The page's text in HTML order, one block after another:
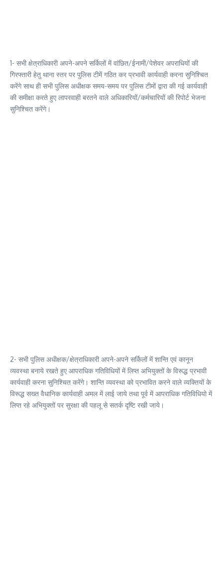
1- सभी क्षेत्राधिकारी अपने-अपने सर्किलों में वांछित/ईनामी/पेशेवर अपराधियों की
गिरफ्तारी हेतु थाना स्तर पर पुलिस टीमें गठित कर प्रभावी कार्यवाही करना सुनिश्चित
करेंगे साथ ही सभी पुलिस अधीक्षक समय-समय पर पुलिस टीमों द्वारा की गई कार्यवाही
की समीक्षा करते हुए लापरवाही बरतने वाले अधिकारियों/कर्मचारियों की रिपोर्ट भेजना
सुनिश्चित करेंगे।
2- सभी पुलिस अधीक्षक/क्षेत्राधिकारी अपने-अपने सर्किलों में शान्ति एवं कानून
व्यवस्था बनाये रखते हुए आपराधिक गतिविधियों में लिप्त अभियुक्तों के विरूद्ध प्रभावी
कार्यवाही करना सुनिश्चित करेंगे। शान्ति व्यवस्था को प्रभावित करने वाले व्यक्तियों के
विरूद्ध सख्त वैधानिक कार्यवाही अमल में लाई जाये तथा पूर्व में आपराधिक गतिविधियो में
लिप्त रहे अभियुक्तों पर सुरक्षा की पहलू से सतर्क दृष्टि रखी जाये।